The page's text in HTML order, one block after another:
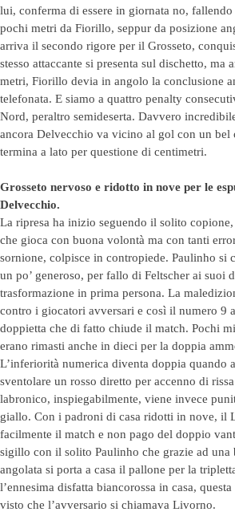
lui, conferma di essere in giornata no,
pochi metri da Fiorillo, seppur da posizione
arriva il secondo rigore per il Grosseto,
stesso attaccante si presenta sul dischetto, ma
metri, Fiorillo devia in angolo la conclusione
telefonata. E siamo a quattro penalty
Nord, peraltro semideserta. Davvero
ancora Delvecchio va vicino al gol con un bel
termina a lato per questione di centimetri.
Grosseto nervoso e ridotto in nove per le
Delvecchio.
La ripresa ha inizio seguendo il solito
che gioca con buona volontà ma con tanti
sornione, colpisce in contropiede. Paulinho si
un po’ generoso, per fallo di Feltscher ai suoi
trasformazione in prima persona. La
contro i giocatori avversari e così il numero 9
doppietta che di fatto chiude il match. Pochi
erano rimasti anche in dieci per la doppia
L’inferiorità numerica diventa doppia quando
sventolare un rosso diretto per accenno di
labronico, inspiegabilmente, viene invece
giallo. Con i padroni di casa ridotti in nove, il
facilmente il match e non pago del doppio
sigillo con il solito Paulinho che grazie ad una
angolata si porta a casa il pallone per la
l’ennesima disfatta biancorossa in casa,
visto che l’avversario si chiamava Livorno.